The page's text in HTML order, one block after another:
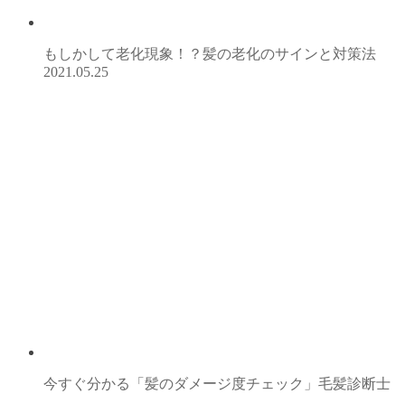
もしかして老化現象！？髪の老化のサインと対策法
2021.05.25
今すぐ分かる「髪のダメージ度チェック」毛髪診断士